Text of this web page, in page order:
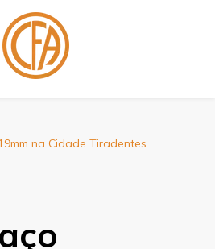
na Cidade Tiradentes